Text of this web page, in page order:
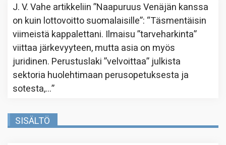
J. V. Vahe artikkeliin”Naapuruus Venäjän kanssa
on kuin lottovoitto suomalaisille”: “Täsmentäisin
viimeistä kappalettani. Ilmaisu ”tarveharkinta”
viittaa järkevyyteen, mutta asia on myös
juridinen. Perustuslaki ”velvoittaa” julkista
sektoria huolehtimaan perusopetuksesta ja
sotesta,…”
SISÄLTÖ